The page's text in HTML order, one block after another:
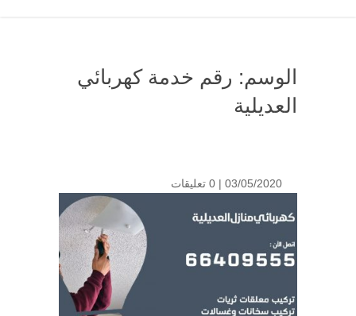
الوسم: رقم خدمة كهربائي
العديلية
03/05/2020 | 0 تعليقات